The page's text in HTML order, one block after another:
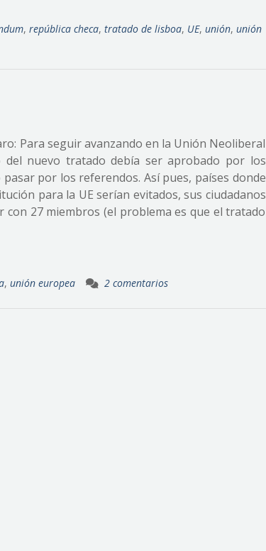
, república checa, tratado de lisboa, UE, unión, unión
Para seguir avanzando en la Unión Neoliberal
del nuevo tratado debía ser aprobado por los
por los referendos. Así pues, países donde
para la UE serían evitados, sus ciudadanos
27 miembros (el problema es que el tratado
, unión europea 2 comentarios